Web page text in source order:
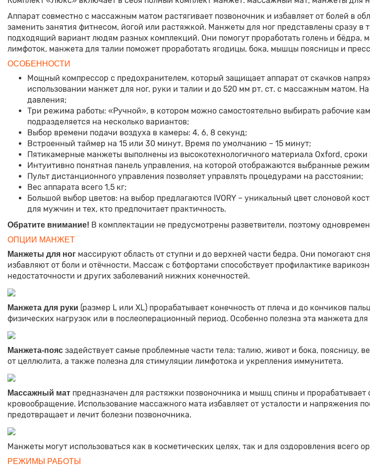
Аппарат совместно с массажным матом растягивает позвоночник и избавляет от болей в
заменить занятия фитнесом, йогой или растяжкой. Манжеты для ног представлены сразу в
подходящий вариант людям разных комплекций. Они помогут проработать голень и
лимфоток, манжета для талии поможет проработать ягодицы, бока, мышцы поясницы и
ОСОБЕННОСТИ
Mощный компрессор с предохранителем, который защищает аппарат от скачков
использовании манжет для ног, руки и талии и до 520 мм рт. ст. с массажным матом.
давления;
Три режима работы: «Ручной», в котором можно самостоятельно выбирать рабочие
подразделяется на несколько вариантов;
Выбор времени подачи воздуха в камеры: 4, 6, 8 секунд;
Встроенный таймер на 15 или 30 минут. Время по умолчанию – 15 минут;
Пятикамерные манжеты выполнены из высокотехнологичного материала Oxford, сроки
Интуитивно понятная панель управления, на которой отображаются выбранные
Пульт дистанционного управления позволяет управлять процедурами на расстоянии;
Вес аппарата всего 1,5 кг;
Большой выбор цветов: на выбор предлагаются IVORY – уникальный цвет слоновой
для мужчин и тех, кто предпочитает практичность.
Обратите внимание! В комплектации не предусмотрены разветвители, поэтому
ОПЦИИ МАНЖЕТ
Манжеты для ног массируют область от ступни и до верхней части бедра. Они помогают
избавляют от боли и отёчности. Массаж с ботфортами способствует профилактике
недостаточности и других заболеваний нижних конечностей.
Манжета для руки (размер L или XL) прорабатывает конечность от плеча и до кончиков
физических нагрузок или в послеоперационный период. Особенно полезна эта манжета
Манжета-пояс задействует самые проблемные части тела: талию, живот и бока, поясницу,
от целлюлита, а также полезна для стимуляции лимфотока и укрепления иммунитета.
Массажный мат предназначен для растяжки позвоночника и мышц спины и
кровообращение. Использование массажного мата избавляет от усталости и напряжения
предотвращает и лечит болезни позвоночника.
Манжеты могут использоваться как в косметических целях, так и для оздоровления всего
РЕЖИМЫ РАБОТЫ